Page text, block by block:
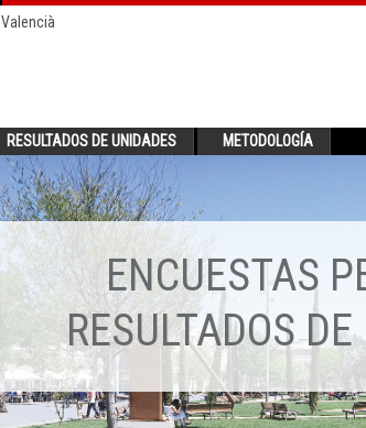
Valencià
RESULTADOS DE UNIDADES METODOLOGÍA
ENCUESTAS
RESULTADOS